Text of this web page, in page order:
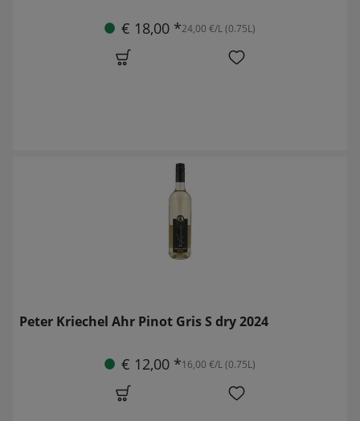
€ 18,00 *24,00 €/L (0.75L)
Peter Kriechel Ahr Pinot Gris S dry 2024
€ 12,00 *16,00 €/L (0.75L)